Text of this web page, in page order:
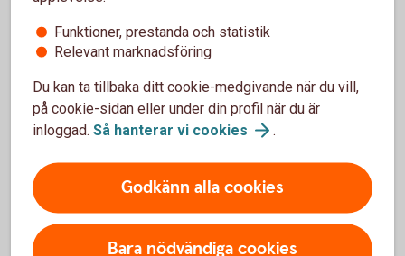
Företagskonton
Företagskonto
Bankgironummer
Funktioner, prestanda och statistik
Relevant marknadsföring
Du kan ta tillbaka ditt cookie-medgivande när du vill,
på cookie-sidan eller under din profil när du är
inloggad. Så hanterar vi cookies .
Godkänn alla cookies
Bara nödvändiga cookies